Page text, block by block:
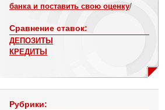
банка и поставить свою оценку/
Сравнение ставок:
ДЕПОЗИТЫ
КРЕДИТЫ
Рубрики: